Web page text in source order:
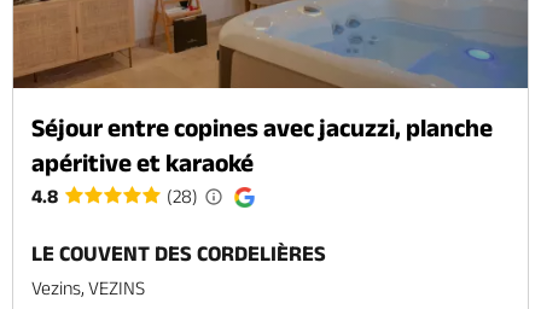
Séjour entre copines avec jacuzzi, planche
apéritive et karaoké
4.8 (28)
LE COUVENT DES CORDELIÈRES
Vezins, VEZINS